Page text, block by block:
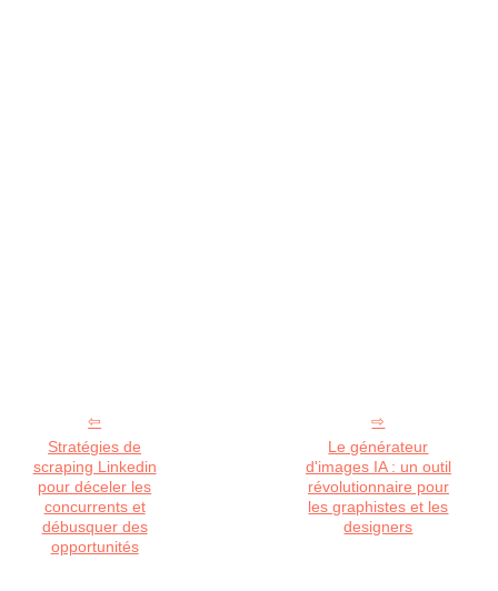
Stratégies de
scraping Linkedin
pour déceler les
concurrents et
débusquer des
opportunités
Le générateur
d'images IA : un outil
révolutionnaire pour
les graphistes et les
designers